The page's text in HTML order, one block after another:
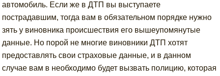
автомобиль. Если же в ДТП вы выступаете
пострадавшим, тогда вам в обязательном порядке нужно
зять у виновника происшествия его вышеупомянутые
данные. Но порой не многие виновники ДТП хотят
предоставлять свои страховые данные, и в данном
случае вам в необходимо будет вызвать полицию, которая